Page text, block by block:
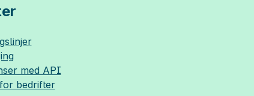
med API
bedrifter